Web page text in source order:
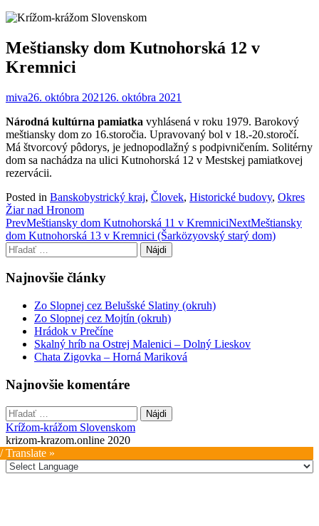
Meštiansky dom Kutnohorská 12 v
Kremnici
miva26. októbra 2021 26. októbra 2021
Národná kultúrna pamiatka vyhlásená v roku 1979. Barokový
meštiansky dom zo 16.storočia. Upravovaný bol v 18.-20.storočí.
Má štvorcový pôdorys, je jednopodlažný s podpivničením. Solitérny
dom sa nachádza na ulici Kutnohorská 12 v Mestskej pamiatkovej
rezervácii.
Posted in Banskobystrický kraj, Človek, Historické budovy, Okres
Žiar nad Hronom
Post
navigation
PrevMeštiansky dom Kutnohorská 11 v KremniciNextMeštiansky
dom Kutnohorská 13 v Kremnici (Šarközyovský starý dom)
Hľadať:
Najnovšie články
Zo Slopnej cez Belušské Slatiny (okruh)
Zo Slopnej cez Mojtín (okruh)
Hrádok v Prečíne
Skalný hríb na Ostrej Malenici – Dolný Lieskov
Chata Zigovka – Horná Mariková
Najnovšie komentáre
Hľadať:
Krížom-krážom Slovenskom
krizom-krazom.online 2020
Translate »